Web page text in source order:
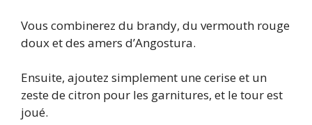
Vous combinerez du brandy, du vermouth rouge
doux et des amers d’Angostura.
Ensuite, ajoutez simplement une cerise et un
zeste de citron pour les garnitures, et le tour est
joué.